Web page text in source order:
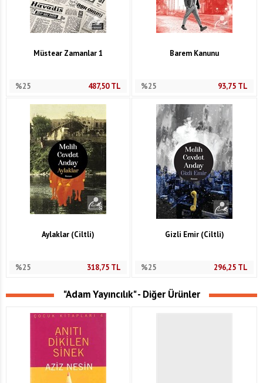
Müstear Zamanlar 1
%25 487,50TL
Barem Kanunu
%25 93,75 TL
Aylaklar (Ciltli)
%25 318,75TL
Gizli Emir (Ciltli)
%25 296,25 TL
"Adam Yayıncılık" - Diğer Ürünler